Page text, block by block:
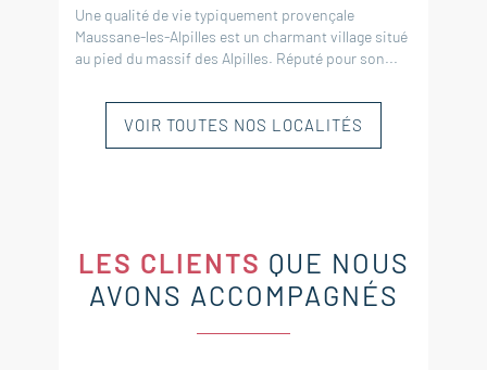
Une qualité de vie typiquement provençale
Maussane-les-Alpilles est un charmant village situé
au pied du massif des Alpilles. Réputé pour son...
VOIR TOUTES NOS LOCALITÉS
LES CLIENTS QUE NOUS
AVONS ACCOMPAGNÉS